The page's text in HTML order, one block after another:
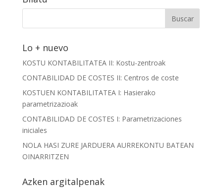
Lo + nuevo
KOSTU KONTABILITATEA II: Kostu-zentroak
CONTABILIDAD DE COSTES II: Centros de coste
KOSTUEN KONTABILITATEA I: Hasierako
parametrizazioak
CONTABILIDAD DE COSTES I: Parametrizaciones
iniciales
NOLA HASI ZURE JARDUERA AURREKONTU BATEAN
OINARRITZEN
Azken argitalpenak